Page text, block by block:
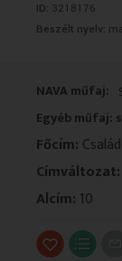
ID: 3218176
Beszélt nyelv:
NAVA műfaj:
Egyéb műfaj:
Főcím:
Címváltozat:
Alcím: 10